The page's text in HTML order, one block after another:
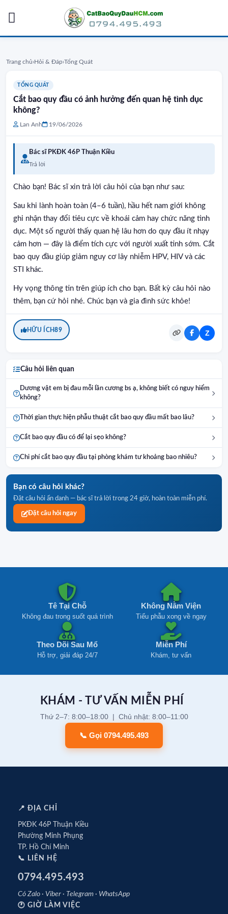
Trang chủ›Hỏi & Đáp›Tổng Quát
TỔNG QUÁT
Cắt bao quy đầu có ảnh hưởng đến quan hệ tình dục
không?
Lan Anh 19/06/2026
Bác sĩ PKĐK 46P Thuận Kiều
Trả lời
Chào bạn! Bác sĩ xin trả lời câu hỏi của bạn như sau:
Sau khi lành hoàn toàn (4–6 tuần), hầu hết nam giới không
ghi nhận thay đổi tiêu cực về khoái cảm hay chức năng tình
dục. Một số người thấy quan hệ lâu hơn do quy đầu ít nhạy
cảm hơn — đây là điểm tích cực với người xuất tinh sớm. Cắt
bao quy đầu giúp giảm nguy cơ lây nhiễm HPV, HIV và các
STI khác.
Hy vọng thông tin trên giúp ích cho bạn. Bất kỳ câu hỏi nào
thêm, bạn cứ hỏi nhé. Chúc bạn và gia đình sức khỏe!
HỮU ÍCH89 Z
Câu hỏi liên quan
Dương vật em bị đau mỗi lần cương bs ạ, không biết có nguy hiểm
không?
Thời gian thực hiện phẫu thuật cắt bao quy đầu mất bao lâu?
Cắt bao quy đầu có để lại sẹo không?
Chi phí cắt bao quy đầu tại phòng khám tư khoảng bao nhiêu?
Bạn có câu hỏi khác?
Đặt câu hỏi ẩn danh — bác sĩ trả lời trong 24 giờ, hoàn toàn miễn phí.
Đặt câu hỏi ngay
Tê Tại Chỗ
Không đau trong suốt quá trình
Không Nằm Viện
Tiểu phẫu xong về ngay
Theo Dõi Sau Mổ
Hỗ trợ, giải đáp 24/7
Miễn Phí
Khám, tư vấn
KHÁM - TƯ VẤN MIỄN PHÍ
Thứ 2–7: 8:00–18:00 | Chủ nhật: 8:00–11:00
📞 Gọi 0794.495.493
📍 ĐỊA CHỈ
PKĐK 46P Thuận Kiều
Phường Minh Phụng
TP. Hồ Chí Minh
📞 LIÊN HỆ
0794.495.493
Có Zalo · Viber · Telegram · WhatsApp
🕐 GIỜ LÀM VIỆC